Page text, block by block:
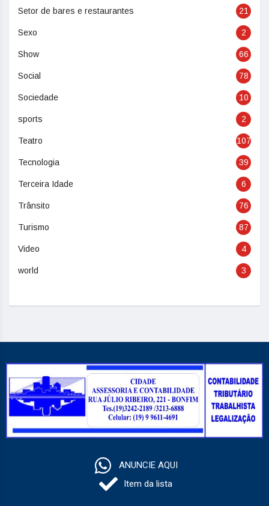
Setor de bares e restaurantes 21
Sexo 2
Show 66
Social 78
Sociedade 10
sports 2
Teatro 107
Tecnologia 39
Terceira Idade 6
Trânsito 76
Turismo 87
Video 4
world 3
ANUNCIE AQUI
Item da lista